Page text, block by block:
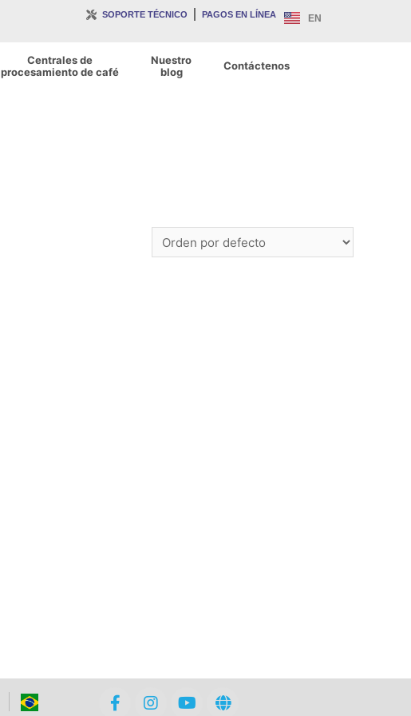
SOPORTE TÉCNICO PAGOS EN LÍNEA EN
Centrales de
procesamiento de café
Nuestro
blog
Contáctenos